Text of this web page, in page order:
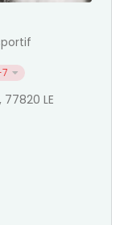
LE